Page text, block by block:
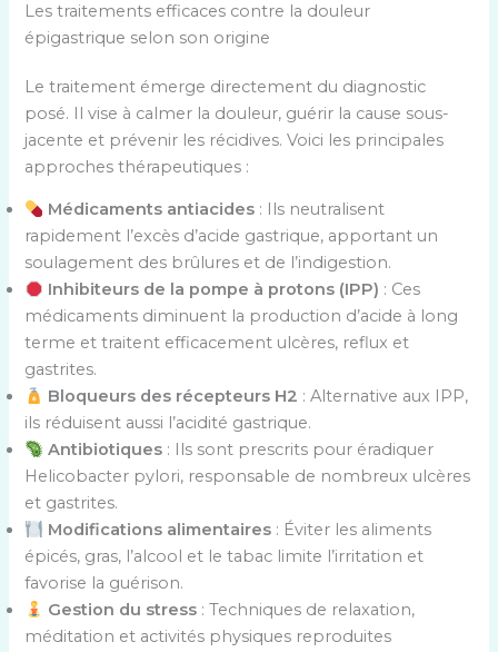
Les traitements efficaces contre la douleur
épigastrique selon son origine
Le traitement émerge directement du diagnostic
posé. Il vise à calmer la douleur, guérir la cause sous-
jacente et prévenir les récidives. Voici les principales
approches thérapeutiques :
Médicaments antiacides : Ils neutralisent
rapidement l’excès d’acide gastrique, apportant un
soulagement des brûlures et de l’indigestion.
Inhibiteurs de la pompe à protons (IPP) : Ces
médicaments diminuent la production d’acide à long
terme et traitent efficacement ulcères, reflux et
gastrites.
Bloqueurs des récepteurs H2 : Alternative aux IPP,
ils réduisent aussi l’acidité gastrique.
Antibiotiques : Ils sont prescrits pour éradiquer
Helicobacter pylori, responsable de nombreux ulcères
et gastrites.
Modifications alimentaires : Éviter les aliments
épicés, gras, l’alcool et le tabac limite l’irritation et
favorise la guérison.
Gestion du stress : Techniques de relaxation,
méditation et activités physiques reproduites